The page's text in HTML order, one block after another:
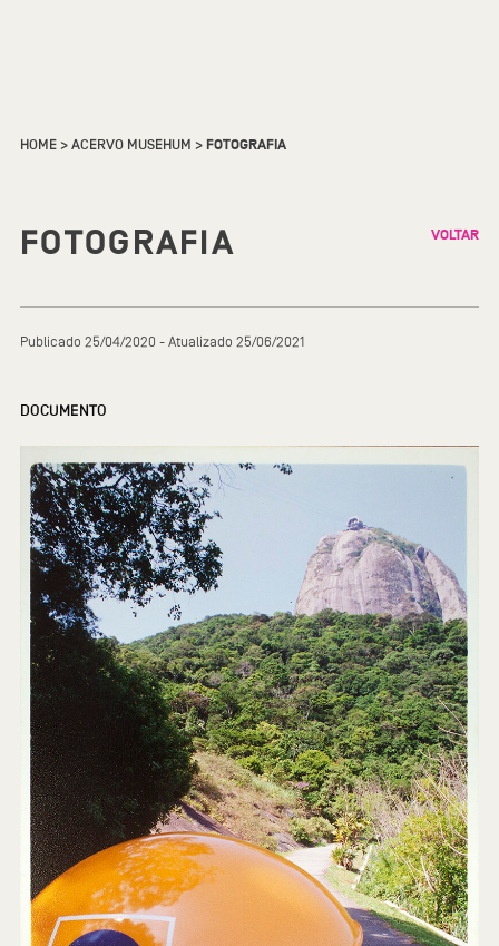
HOME>ACERVO MUSEHUM >FOTOGRAFIA
FOTOGRAFIA VOLTAR
Publicado 25/04/2020 - Atualizado 25/06/2021
DOCUMENTO